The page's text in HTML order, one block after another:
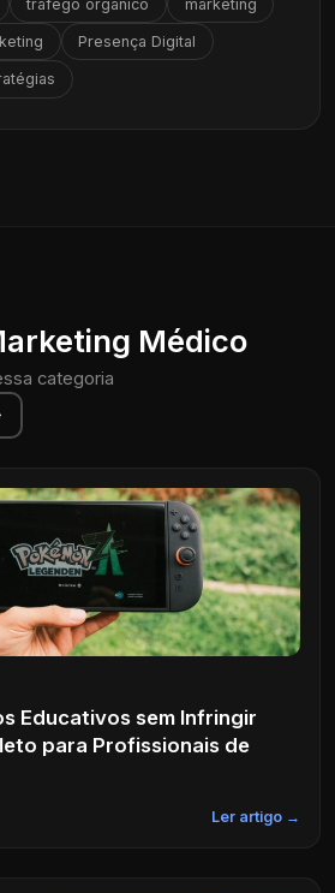
tráfego orgânico marketing
Presença Digital
Médico
categoria
Educativos sem Infringir
para Profissionais de
Ler artigo →